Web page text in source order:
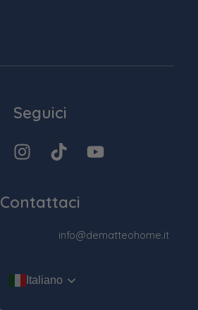
Seguici
Contattaci
info@dematteohome.it
Italiano